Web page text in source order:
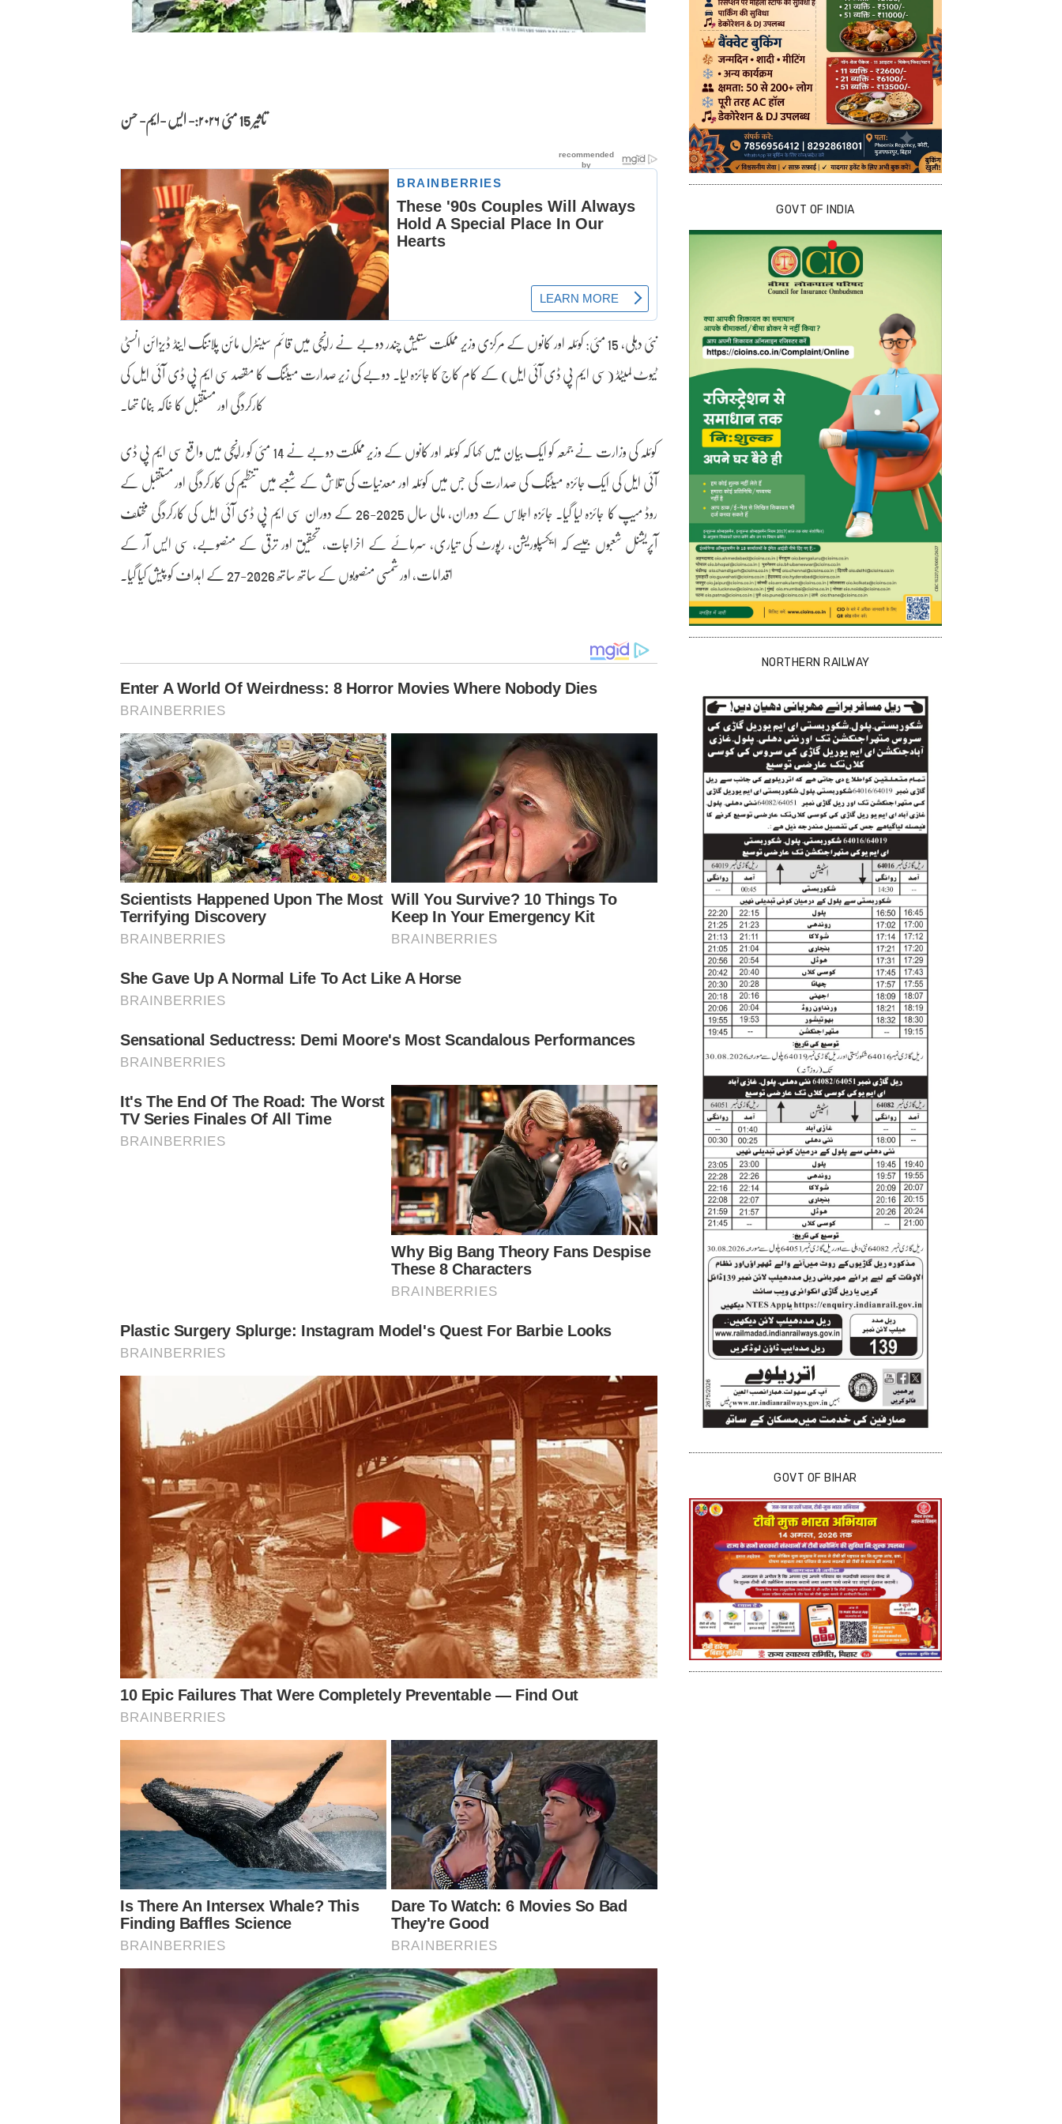
تاثیر 15 مئی ۲۰۲۶:- ایس -ایم- حسن
نئی دہلی، 15 مئی: کوئلہ اور کانوں کے مرکزی وزیر مملکت ستیش چندر دوبے نے رانچی میں قائم سینٹرل مائن پلاننگ اینڈ ڈیزائن انسٹی
ٹیوٹ لمیٹڈ (سی ایم پی ڈی آئی ایل) کے کام کاج کا جائزہ لیا۔ دوبے کی زیر صدارت میٹنگ کا مقصد سی ایم پی ڈی آئی ایل کی
کارکردگی اور مستقبل کا خاکہ بنانا تھا۔
کوئلہ کی وزارت نے جمعہ کو ایک بیان میں کہا کہ کوئلہ اور کانوں کے وزیر مملکت دوبے نے 14 مئی کو رانچی میں واقع سی ایم پی ڈی
آئی ایل کی ایک جائزہ میٹنگ کی صدارت کی جس میں کوئلہ اور معدنیات کی تلاش کے شعبے میں تنظیم کی کارکردگی اور مستقبل کے
روڈ میپ کا جائزہ لیا گیا۔ جائزہ اجلاس کے دوران، مالی سال 2025-26 کے دوران سی ایم پی ڈی آئی ایل کی کارکردگی مختلف
آپریشنل شعبوں جیسے کہ ایکسپلوریشن، رپورٹ کی تیاری، سرمائے کے اخراجات، تحقیق اور ترقی کے منصوبے، سی ایس آر کے
اقدامات، اور شمسی منصوبوں کے ساتھ ساتھ 2026-27 کے اہداف کو پیش کیا گیا۔
GOVT OF INDIA
NORTHERN RAILWAY
GOVT OF BIHAR